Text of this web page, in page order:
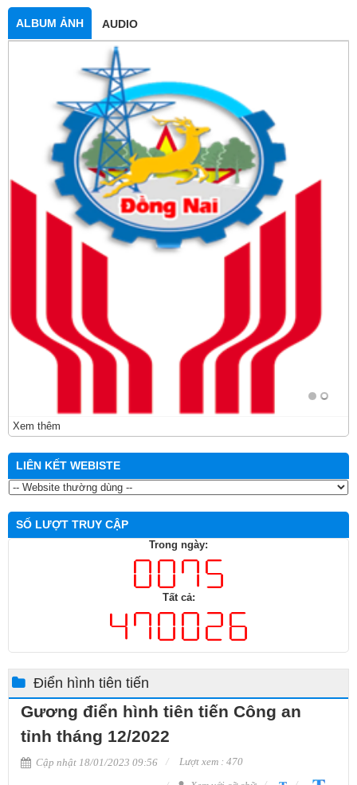
ALBUM ẢNH AUDIO
Xem thêm
LIÊN KẾT WEBISTE
SỐ LƯỢT TRUY CẬP
Trong ngày:
Tất cả:
Điển hình tiên tiến
Gương điển hình tiên tiến Công an
tỉnh tháng 12/2022
Cập nhật 18/01/2023 09:56
Lượt xem : 470